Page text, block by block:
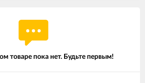
товаре пока нет. Будьте первым!